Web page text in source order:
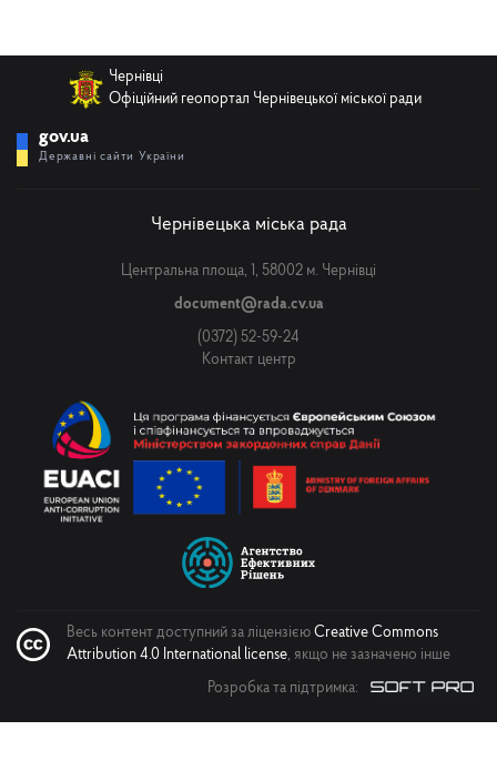
Надіслати
Телефон
Чернівці
Офіційний геопортал Чернівецької міської ради
gov.ua
Державні сайти України
Чернівецька міська рада
Центральна площа, 1, 58002 м. Чернівці
document@rada.cv.ua
(0372) 52-59-24
Контакт центр
Весь контент доступний за ліцензією Creative Commons
Attribution 4.0 International license, якщо не зазначено інше
Розробка та підтримка: